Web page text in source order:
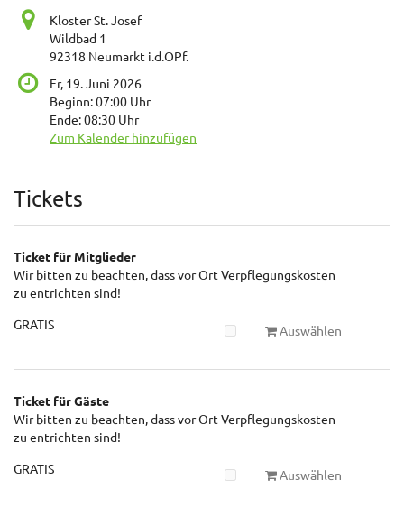
Kloster St. Josef
Wildbad 1
92318 Neumarkt i.d.OPf.
Fr, 19. Juni 2026
Beginn:07:00 Uhr
Ende:08:30 Uhr
Zum Kalender hinzufügen
Produkte
Tickets
Ticket für Mitglieder
Wir bitten zu beachten, dass vor Ort Verpflegungskosten
zu entrichten sind!
GRATIS
Auswählen
Ticket für Gäste
Wir bitten zu beachten, dass vor Ort Verpflegungskosten
zu entrichten sind!
GRATIS
Auswählen